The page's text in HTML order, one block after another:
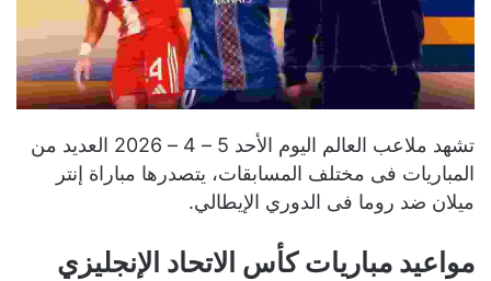
تشهد ملاعب العالم اليوم الأحد 5 – 4 – 2026 العديد من
المباريات فى مختلف المسابقات، يتصدرها مباراة إنتر
ميلان ضد روما فى الدوري الإيطالي.
مواعيد مباريات كأس الاتحاد الإنجليزي